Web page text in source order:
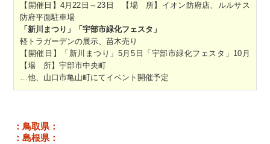
【開催日】4月22日～23日 【場 所】イオン防府店、ルルサス
防府平面駐車場
「新川まつり」「宇部市緑化フェスタ」
軽トラガーデンの展示、苗木売り
【開催日】「新川まつり」5月5日「宇部市緑化フェスタ」10月
【場 所】宇部市中央町
…他、山口市亀山町にてイベント開催予定
：鳥取県：
：島根県：